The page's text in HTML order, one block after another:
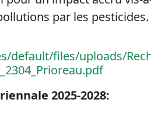
par les pesticides.
default/files/uploads/
2025-2028: